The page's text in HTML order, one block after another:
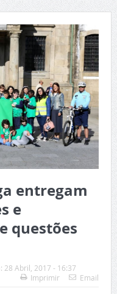
entregam
e
questões
28 Abril, 2017 - 16:37
Imprimir
Email